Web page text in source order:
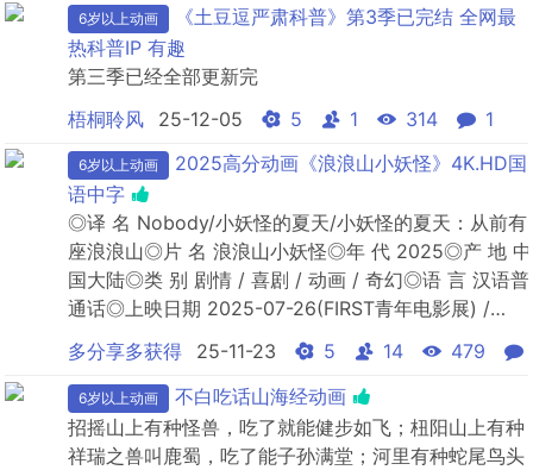
6岁以上动画
《土豆逗严肃科普》第3季已完结 全网最
热科普IP 有趣
第三季已经全部更新完
梧桐聆风
25-12-05 5 1 314 1
6岁以上动画
2025高分动画《浪浪山小妖怪》4K.HD国
语中字
◎译 名 Nobody/小妖怪的夏天/小妖怪的夏天：从前有
座浪浪山◎片 名 浪浪山小妖怪◎年 代 2025◎产 地 中
国大陆◎类 别 剧情 / 喜剧 / 动画 / 奇幻◎语 言 汉语普
通话◎上映日期 2025-07-26(FIRST青年电影展) /
2025-08-02(中国大陆)◎IMDb评分 7.8/10 from 617
users◎豆瓣评分 8.5/10 from 434545...
多分享多获得 25-11-23 5 14 479
6岁以上动画
不白吃话山海经动画
招摇山上有种怪兽，吃了就能健步如飞；杻阳山上有种
祥瑞之兽叫鹿蜀，吃了能子孙满堂；河里有种蛇尾鸟头